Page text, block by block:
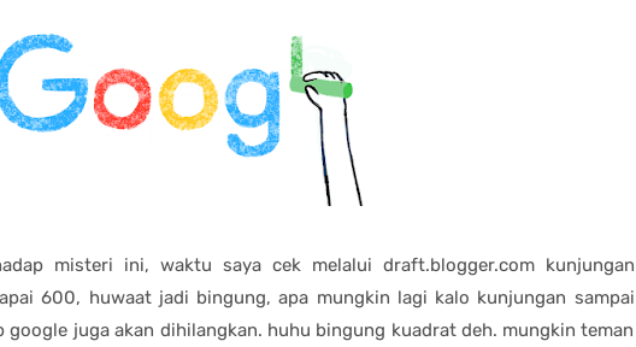
misteri ini, waktu saya cek melalui draft.blogger.com kunjungan
600, huwaat jadi bingung, apa mungkin lagi kalo kunjungan sampai
juga akan dihilangkan. huhu bingung kuadrat deh. mungkin teman